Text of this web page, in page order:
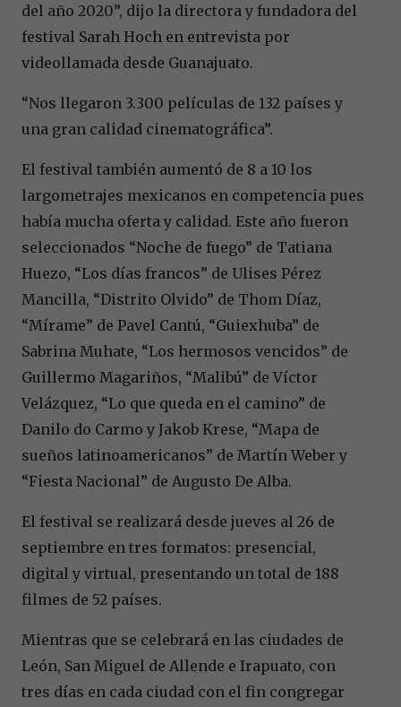
del año 2020”, dijo la directora y fundadora del
festival Sarah Hoch en entrevista por
videollamada desde Guanajuato.
“Nos llegaron 3.300 películas de 132 países y
una gran calidad cinematográfica”.
El festival también aumentó de 8 a 10 los
largometrajes mexicanos en competencia pues
había mucha oferta y calidad. Este año fueron
seleccionados “Noche de fuego” de Tatiana
Huezo, “Los días francos” de Ulises Pérez
Mancilla, “Distrito Olvido” de Thom Díaz,
“Mírame” de Pavel Cantú, “Guiexhuba” de
Sabrina Muhate, “Los hermosos vencidos” de
Guillermo Magariños, “Malibú” de Víctor
Velázquez, “Lo que queda en el camino” de
Danilo do Carmo y Jakob Krese, “Mapa de
sueños latinoamericanos” de Martín Weber y
“Fiesta Nacional” de Augusto De Alba.
El festival se realizará desde jueves al 26 de
septiembre en tres formatos: presencial,
digital y virtual, presentando un total de 188
filmes de 52 países.
Mientras que se celebrará en las ciudades de
León, San Miguel de Allende e Irapuato, con
tres días en cada ciudad con el fin congregar